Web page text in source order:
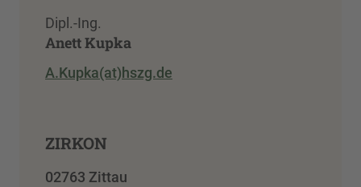
Dipl.-Ing.
Anett Kupka
A.Kupka(at)hszg.de
ZIRKON
02763 Zittau